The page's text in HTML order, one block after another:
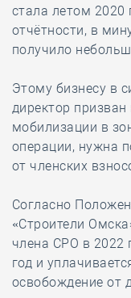
стала летом 2020
отчётности, в
получило
Этому бизнесу в
директор
мобилизации в
операции, нужна
от членских
Согласно
«Строители
члена СРО в 2022
год и
освобождение от